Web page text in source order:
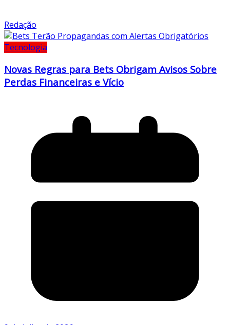
Redação
Tecnologia
Novas Regras para Bets Obrigam Avisos Sobre
Perdas Financeiras e Vício